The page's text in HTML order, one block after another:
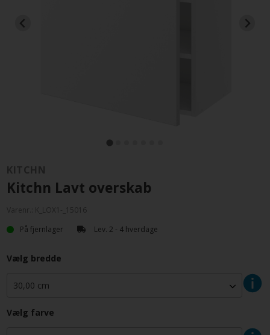
Kitchn Lavt overskab
På fjernlager
Lev. 2 - 4 hverdage
Vælg bredde
Vælg farve